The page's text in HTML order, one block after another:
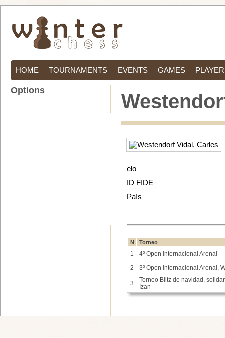
HOME TOURNAMENTS EVENTS GAMES
elo
ID FIDE
País
N Torneo
1
4º Open internacional Arenal
2
3º Open internacional Arenal,
3
Torneo Blitz de navidad,
Izan
Options